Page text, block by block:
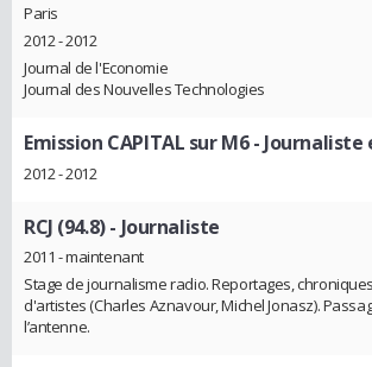
Paris
2012 - 2012
Journal de l'Economie
Journal des Nouvelles Technologies
Emission CAPITAL sur M6- Journaliste
2012 - 2012
RCJ (94.8)- Journaliste
2011 - maintenant
Stage de journalisme radio. Reportages,
d'artistes (Charles Aznavour, Michel Jonasz).
l’antenne.